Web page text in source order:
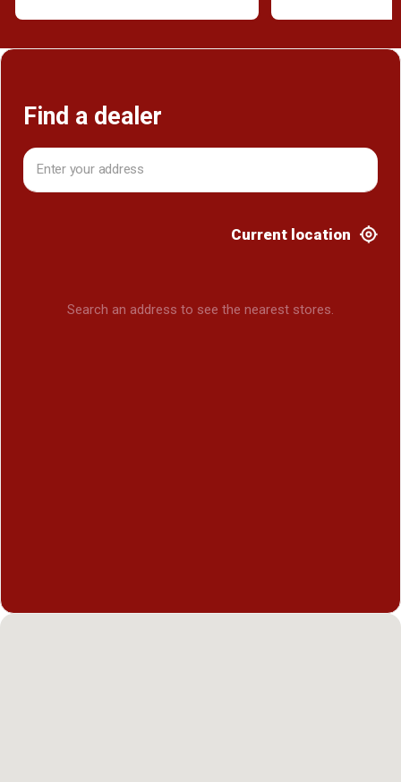
Find a dealer
Current location
Search an address to see the nearest stores.